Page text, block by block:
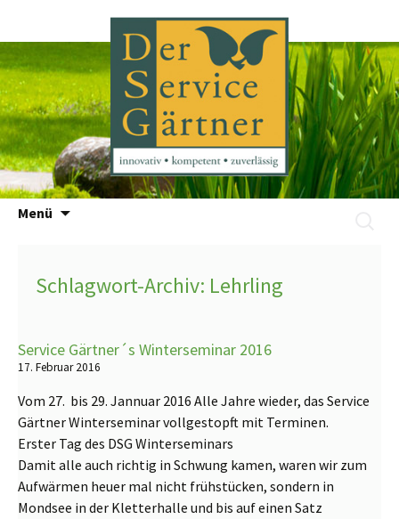
Menü
Zum
Schlagwort-Archiv: Lehrling
Service Gärtner´s Winterseminar 2016
17. Februar 2016
Vom 27. bis 29. Jannuar 2016 Alle Jahre wieder, das Service
Gärtner Winterseminar vollgestopft mit Terminen.
Erster Tag des DSG Winterseminars
Damit alle auch richtig in Schwung kamen, waren wir zum
Aufwärmen heuer mal nicht frühstücken, sondern in
Mondsee in der Kletterhalle und bis auf einen Satz